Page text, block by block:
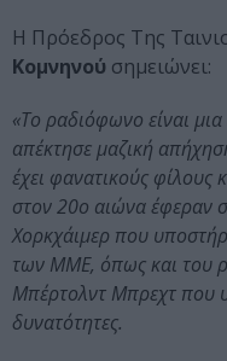
Η Πρόεδρος Της
Κομνηνού σημειώνει:
«Το ραδιόφωνο είναι
απέκτησε μαζική
έχει φανατικούς φίλους
στον 20ο αιώνα έφεραν
Χορκχάιμερ που
των ΜΜΕ, όπως και του
Μπέρτολντ Μπρεχτ που
δυνατότητες.